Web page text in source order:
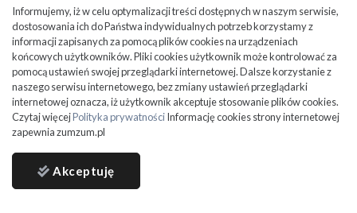
Informujemy, iż w celu optymalizacji treści dostępnych w naszym serwisie,
dostosowania ich do Państwa indywidualnych potrzeb korzystamy z
informacji zapisanych za pomocą plików cookies na urządzeniach
końcowych użytkowników. Pliki cookies użytkownik może kontrolować za
pomocą ustawień swojej przeglądarki internetowej. Dalsze korzystanie z
naszego serwisu internetowego, bez zmiany ustawień przeglądarki
internetowej oznacza, iż użytkownik akceptuje stosowanie plików cookies.
Czytaj więcejPolityka prywatnościInformację cookies strony internetowej
zapewnia zumzum.pl
Akceptuję